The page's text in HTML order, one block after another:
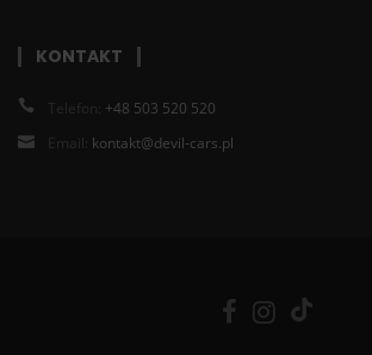
KONTAKT
Telefon: +48 503 520 520
Email: kontakt@devil-cars.pl